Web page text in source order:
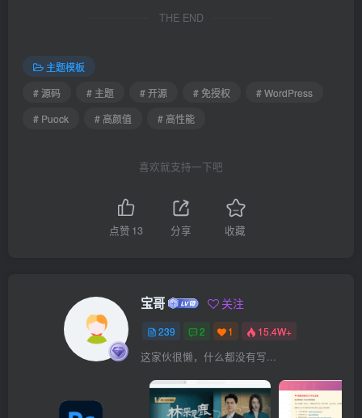
THE END
主题模板
# 源码
# 主题 # 开源 # 免授权
# WordPress
# Puock
# 高颜值 # 高性能
喜欢就支持一下吧
点赞 13 分享 收藏
宝哥 关注
239 2 1 15.4W+
这家伙很懒，什么都没有写...